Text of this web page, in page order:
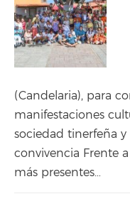
(Candelaria), para
manifestaciones
sociedad tinerfeña
convivencia Frente
más presentes…